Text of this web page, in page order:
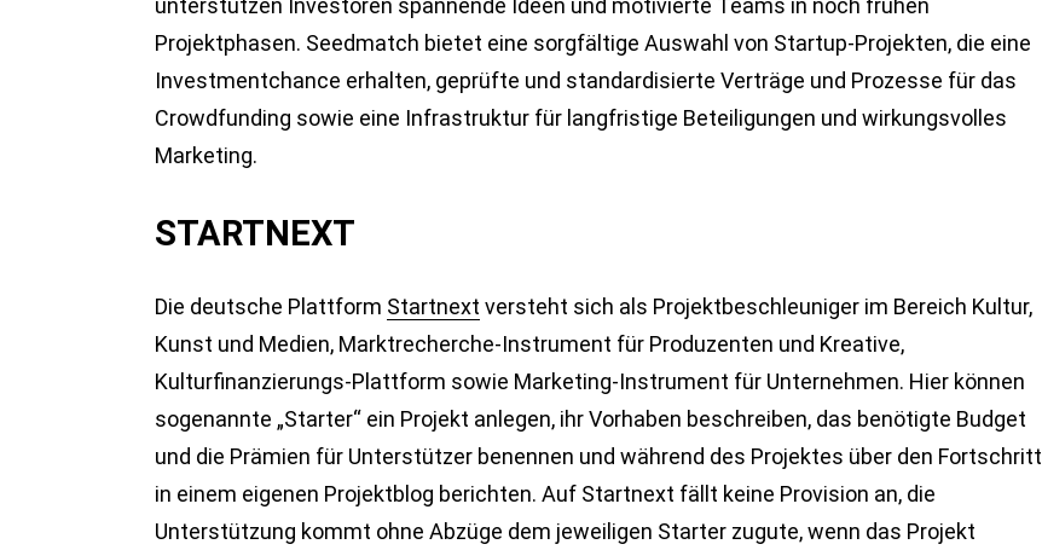
unterstützen Investoren spannende Ideen und motivierte Teams in noch frühen
Projektphasen. Seedmatch bietet eine sorgfältige Auswahl von Startup-Projekten, die eine
Investmentchance erhalten, geprüfte und standardisierte Verträge und Prozesse für das
Crowdfunding sowie eine Infrastruktur für langfristige Beteiligungen und wirkungsvolles
Marketing.
STARTNEXT
Die deutsche Plattform Startnext versteht sich als Projektbeschleuniger im Bereich Kultur,
Kunst und Medien, Marktrecherche-Instrument für Produzenten und Kreative,
Kulturfinanzierungs-Plattform sowie Marketing-Instrument für Unternehmen. Hier können
sogenannte „Starter“ ein Projekt anlegen, ihr Vorhaben beschreiben, das benötigte Budget
und die Prämien für Unterstützer benennen und während des Projektes über den Fortschritt
in einem eigenen Projektblog berichten. Auf Startnext fällt keine Provision an, die
Unterstützung kommt ohne Abzüge dem jeweiligen Starter zugute, wenn das Projekt